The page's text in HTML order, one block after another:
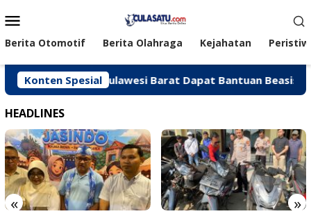
ke
kontenMobile
Berita Otomotif Berita Olahraga Kejahatan
Konten Spesial
di Sulawesi Barat Dapat Bantuan Beasiswa Dari
HEADLINES
« »